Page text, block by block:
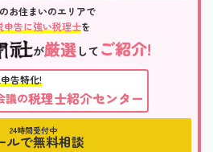
お住まいのエリアで
申告に強い税理士を
が厳選して ご紹介!
告特化!
議の税理士紹介センター
24時間受付中
ルで無料相談